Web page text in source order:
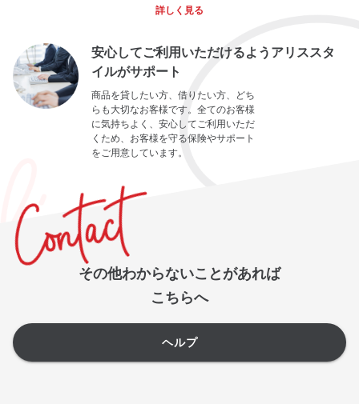
詳しく見る
安心してご利用いただけるようアリススタ
イルがサポート
商品を貸したい方、借りたい方、どち
らも大切なお客様です。全てのお客様
に気持ちよく、安心してご利用いただ
くため、お客様を守る保険やサポート
をご用意しています。
その他わからないことがあれば
こちらへ
ヘルプ